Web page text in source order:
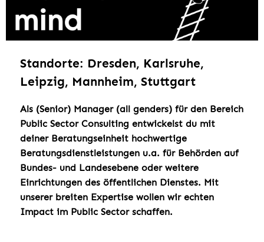
Standorte: Dresden, Karlsruhe,
Leipzig, Mannheim, Stuttgart
Als (Senior) Manager (all genders) für den Bereich
Public Sector Consulting entwickelst du mit
deiner Beratungseinheit hochwertige
Beratungsdienstleistungen u.a. für Behörden auf
Bundes- und Landesebene oder weitere
Einrichtungen des öffentlichen Dienstes. Mit
unserer breiten Expertise wollen wir echten
Impact im Public Sector schaffen.